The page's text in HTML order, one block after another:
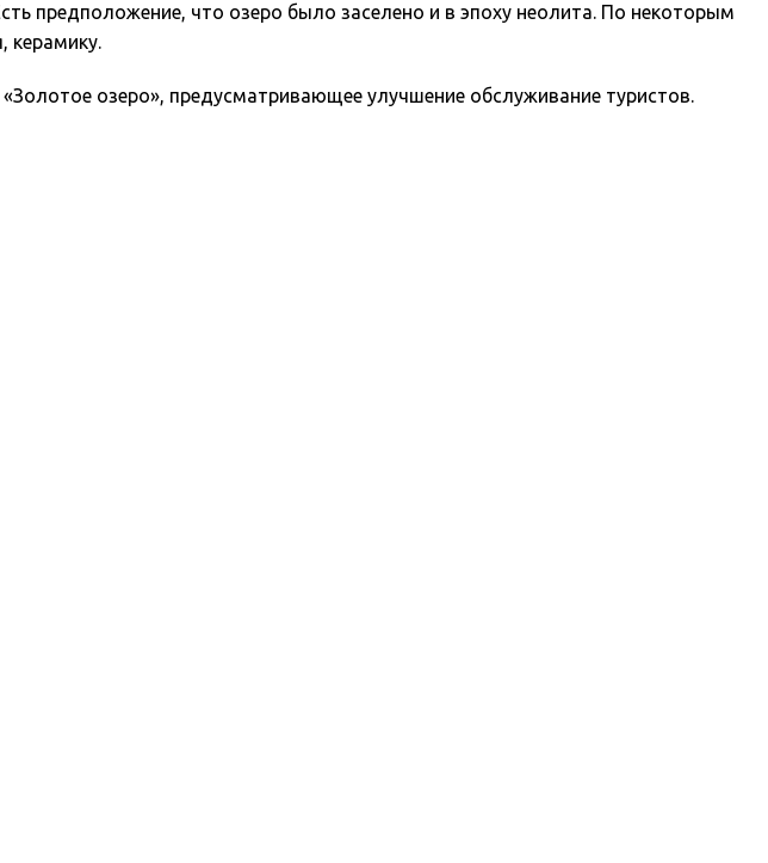
предположение, что озеро было заселено и в эпоху неолита. По некоторым
керамику.
озеро», предусматривающее улучшение обслуживание туристов.